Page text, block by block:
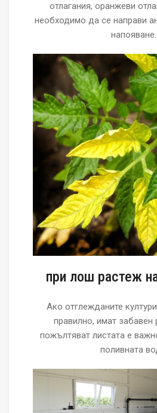
отлагания, оранжеви
необходимо да се направи
напояване.
при лош растеж
Ако отглежданите
правилно, имат забавен
пожълтяват листата е
поливната